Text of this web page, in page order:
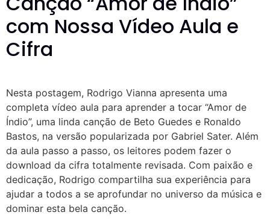
com Nossa Vídeo Aula e
Cifra
Nesta postagem, Rodrigo Vianna apresenta uma
completa vídeo aula para aprender a tocar “Amor de
Índio”, uma linda canção de Beto Guedes e Ronaldo
Bastos, na versão popularizada por Gabriel Sater. Além
da aula passo a passo, os leitores podem fazer o
download da cifra totalmente revisada. Com paixão e
dedicação, Rodrigo compartilha sua experiência para
ajudar a todos a se aprofundar no universo da música e
dominar esta bela canção.